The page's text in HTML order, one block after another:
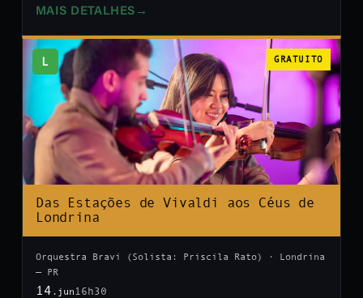
MAIS DETALHES →
L GRATUITO
Das Estações de Vivaldi aos Céus de
Londrina
Orquestra Bravi (Solista: Priscila Rato) · Londrina
— PR
14 .jun 16h30